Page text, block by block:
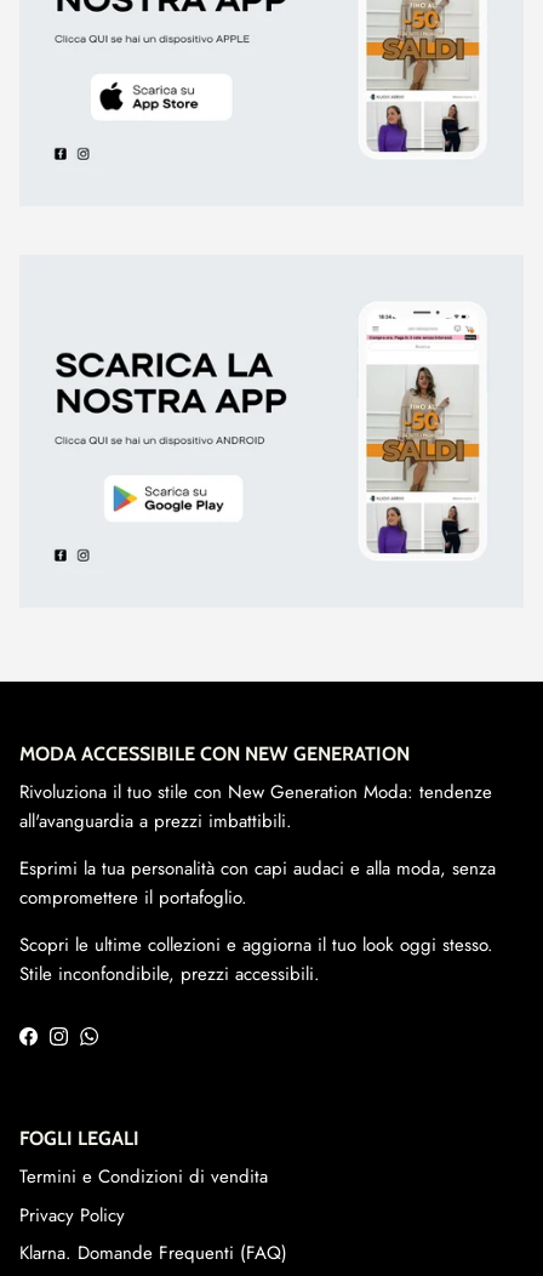
MODA ACCESSIBILE CON NEW GENERATION
Rivoluziona il tuo stile con New Generation Moda: tendenze
all'avanguardia a prezzi imbattibili.
Esprimi la tua personalità con capi audaci e alla moda, senza
compromettere il portafoglio.
Scopri le ultime collezioni e aggiorna il tuo look oggi stesso.
Stile inconfondibile, prezzi accessibili.
Facebook
InstagramWhatsApp
FOGLI LEGALI
Termini e Condizioni di vendita
Privacy Policy
Klarna. Domande Frequenti (FAQ)